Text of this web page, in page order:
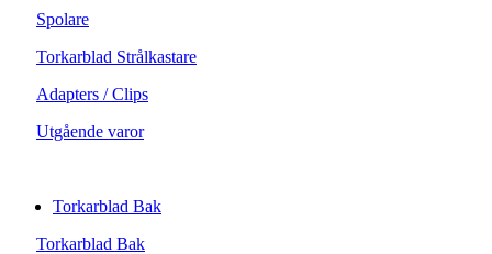
Spolare
Torkarblad Strålkastare
Adapters / Clips
Utgående varor
Torkarblad Bak
Torkarblad Bak